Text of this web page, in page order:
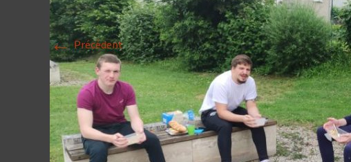
Historique 2018/2019
Historique 2017-2018
Historique 2016-2017
Historique 2015-2016
←Précédent